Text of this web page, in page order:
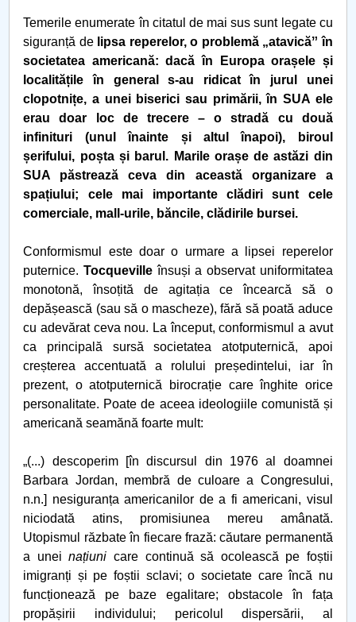
Temerile enumerate în citatul de mai sus sunt legate cu
siguranță de lipsa reperelor, o problemă „atavicăˮ în
societatea americană: dacă în Europa orașele și
localitățile în general s-au ridicat în jurul unei
clopotnițe, a unei biserici sau primării, în SUA ele
erau doar loc de trecere – o stradă cu două
infinituri (unul înainte și altul înapoi), biroul
șerifului, poșta și barul. Marile orașe de astăzi din
SUA păstrează ceva din această organizare a
spațiului; cele mai importante clădiri sunt cele
comerciale, mall-urile, băncile, clădirile bursei.
Conformismul este doar o urmare a lipsei reperelor
puternice. Tocquevilleînsuși a observat uniformitatea
monotonă, însoțită de agitația ce încearcă să o
depășească (sau să o mascheze), fără să poată aduce
cu adevărat ceva nou. La început, conformismul a avut
ca principală sursă societatea atotputernică, apoi
creșterea accentuată a rolului președintelui, iar în
prezent, o atotputernică birocrație care înghite orice
personalitate. Poate de aceea ideologiile comunistă și
americană seamănă foarte mult:
„(...) descoperim [în discursul din 1976 al doamnei
Barbara Jordan, membră de culoare a Congresului,
n.n.] nesiguranța americanilor de a fi americani, visul
niciodată atins, promisiunea mereu amânată.
Utopismul răzbate în fiecare frază: căutare permanentă
a uneinațiuni care continuă să ocolească pe foștii
imigranți și pe foștii sclavi; o societate care încă nu
funcționează pe baze egalitare; obstacole în fața
propășirii individului; pericolul dispersării, al